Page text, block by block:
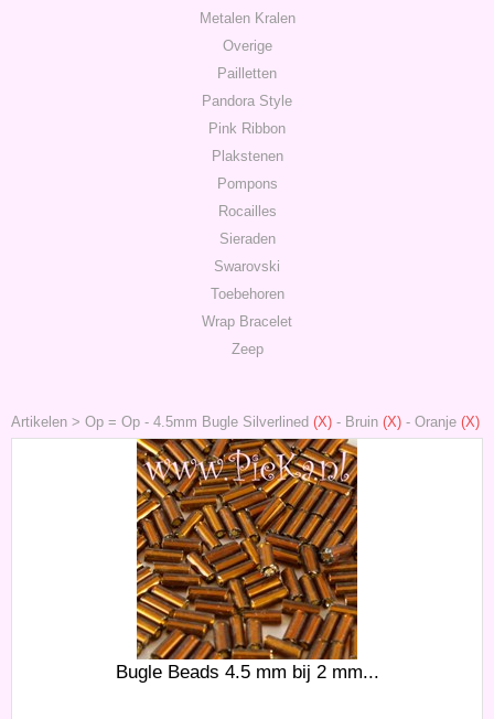
Metalen Kralen
Overige
Pailletten
Pandora Style
Pink Ribbon
Plakstenen
Pompons
Rocailles
Sieraden
Swarovski
Toebehoren
Wrap Bracelet
Zeep
Artikelen > Op = Op - 4.5mm Bugle Silverlined (X) - Bruin (X) - Oranje (X)
Bugle Beads 4.5 mm bij 2 mm...